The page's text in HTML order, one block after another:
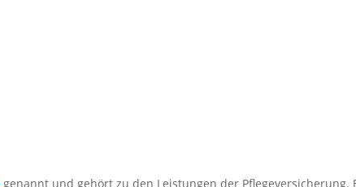
genannt und gehört zu den Leistungen der Pflegeversicherung.